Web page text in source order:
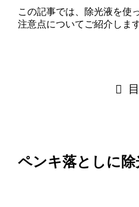
この記事では、除光液を使
注意点についてご紹介しま
ペンキ落としに除